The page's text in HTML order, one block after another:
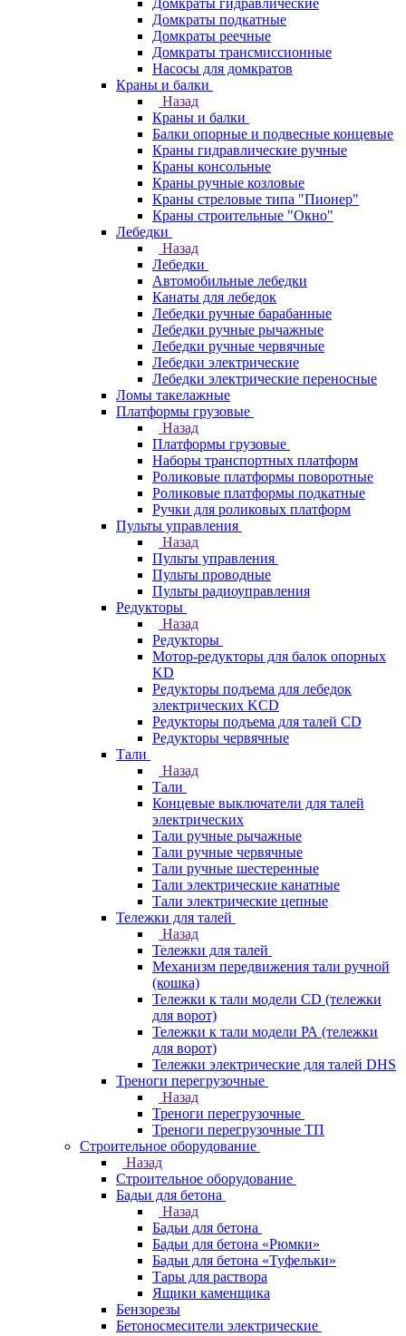
Домкраты гидравлические
Домкраты подкатные
Домкраты реечные
Домкраты трансмиссионные
Насосы для домкратов
Краны и балки
Назад
Краны и балки
Балки опорные и подвесные концевые
Краны гидравлические ручные
Краны консольные
Краны ручные козловые
Краны стреловые типа "Пионер"
Краны строительные "Окно"
Лебедки
Назад
Лебедки
Автомобильные лебедки
Канаты для лебедок
Лебедки ручные барабанные
Лебедки ручные рычажные
Лебедки ручные червячные
Лебедки электрические
Лебедки электрические переносные
Ломы такелажные
Платформы грузовые
Назад
Платформы грузовые
Наборы транспортных платформ
Роликовые платформы поворотные
Роликовые платформы подкатные
Ручки для роликовых платформ
Пульты управления
Назад
Пульты управления
Пульты проводные
Пульты радиоуправления
Редукторы
Назад
Редукторы
Мотор-редукторы для балок опорных
KD
Редукторы подъема для лебедок
электрических KCD
Редукторы подъема для талей CD
Редукторы червячные
Тали
Назад
Тали
Концевые выключатели для талей
электрических
Тали ручные рычажные
Тали ручные червячные
Тали ручные шестеренные
Тали электрические канатные
Тали электрические цепные
Тележки для талей
Назад
Тележки для талей
Механизм передвижения тали ручной
(кошка)
Тележки к тали модели CD (тележки
для ворот)
Тележки к тали модели РА (тележки
для ворот)
Тележки электрические для талей DHS
Треноги перегрузочные
Назад
Треноги перегрузочные
Треноги перегрузочные ТП
Строительное оборудование
Назад
Строительное оборудование
Бадьи для бетона
Назад
Бадьи для бетона
Бадьи для бетона «Рюмки»
Бадьи для бетона «Туфельки»
Тары для раствора
Ящики каменщика
Бензорезы
Бетоносмесители электрические